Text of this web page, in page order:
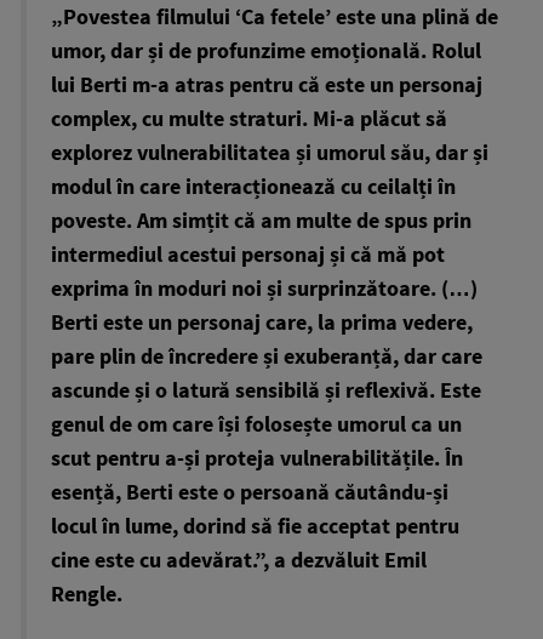
„Povestea filmului ‘Ca fetele’ este una plină de
umor, dar și de profunzime emoțională. Rolul
lui Berti m-a atras pentru că este un personaj
complex, cu multe straturi. Mi-a plăcut să
explorez vulnerabilitatea și umorul său, dar și
modul în care interacționează cu ceilalți în
poveste. Am simțit că am multe de spus prin
intermediul acestui personaj și că mă pot
exprima în moduri noi și surprinzătoare. (…)
Berti este un personaj care, la prima vedere,
pare plin de încredere și exuberanță, dar care
ascunde și o latură sensibilă și reflexivă. Este
genul de om care își folosește umorul ca un
scut pentru a-și proteja vulnerabilitățile. În
esență, Berti este o persoană căutându-și
locul în lume, dorind să fie acceptat pentru
cine este cu adevărat.”, a dezvăluit Emil
Rengle.